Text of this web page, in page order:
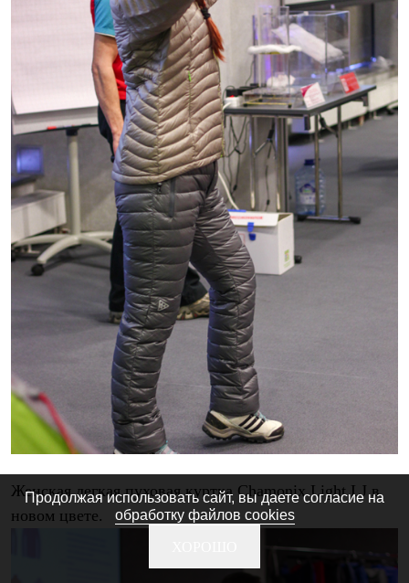
Женская легкая пуховая куртка Chamonix Light LJ в
новом цвете.
Продолжая использовать сайт, вы даете согласие на
обработку файлов cookies